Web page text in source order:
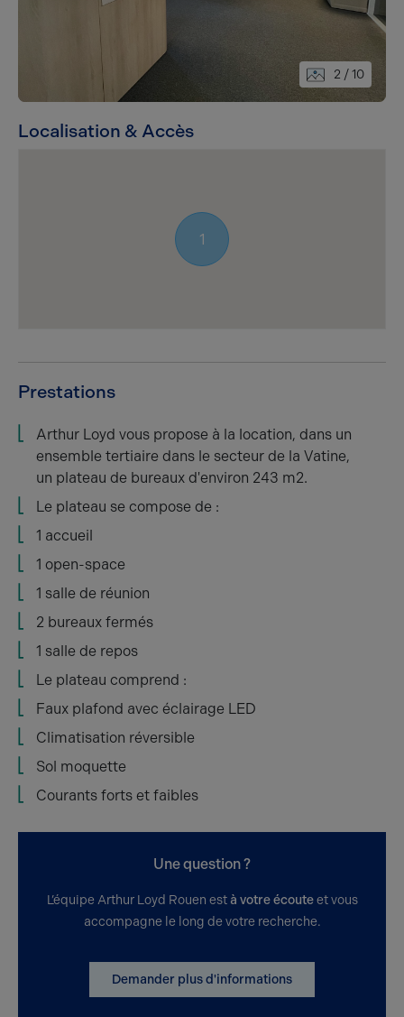
2 / 10
Localisation & Accès
1
Prestations
Arthur Loyd vous propose à la location, dans un
ensemble tertiaire dans le secteur de la Vatine,
un plateau de bureaux d'environ 243 m2.
Le plateau se compose de :
1 accueil
1 open-space
1 salle de réunion
2 bureaux fermés
1 salle de repos
Le plateau comprend :
Faux plafond avec éclairage LED
Climatisation réversible
Sol moquette
Courants forts et faibles
Une question ?
L’équipe Arthur Loyd Rouen est à votre écouteet vous
accompagne le long de votre recherche.
Demander plus d'informations